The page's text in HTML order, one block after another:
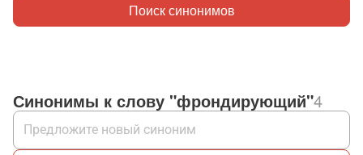
Поиск синонимов
Синонимы к слову "фрондирующий"4